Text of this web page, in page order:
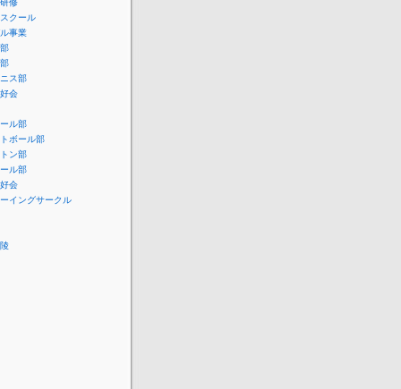
修
クール
事業
ス部
会
ル部
ボール部
ン部
ル部
会
イングサークル